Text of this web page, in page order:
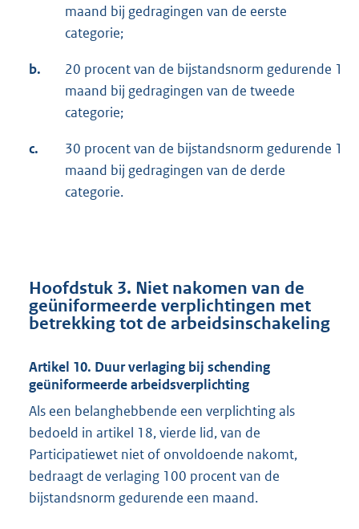
maand bij gedragingen van de eerste
categorie;
b.
20 procent van de bijstandsnorm gedurende 1
maand bij gedragingen van de tweede
categorie;
c.
30 procent van de bijstandsnorm gedurende 1
maand bij gedragingen van de derde
categorie.
Hoofdstuk 3. Niet nakomen van de
geüniformeerde verplichtingen met
betrekking tot de arbeidsinschakeling
Artikel 10. Duur verlaging bij schending
geüniformeerde arbeidsverplichting
Als een belanghebbende een verplichting als
bedoeld in artikel 18, vierde lid, van de
Participatiewet niet of onvoldoende nakomt,
bedraagt de verlaging 100 procent van de
bijstandsnorm gedurende een maand.